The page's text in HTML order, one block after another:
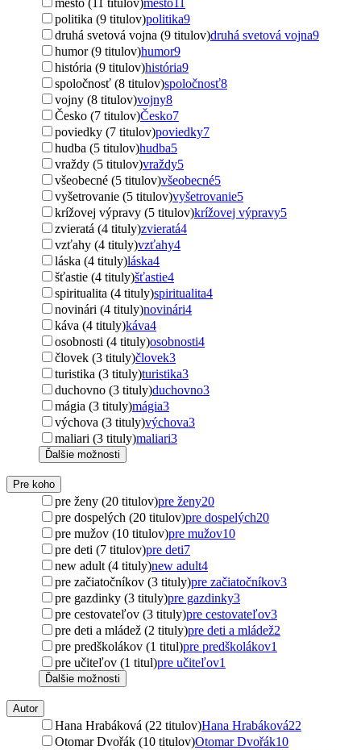
politika (9 titulov)politika9
druhá svetová vojna (9 titulov)druhá svetová vojna9
humor (9 titulov)humor9
história (9 titulov)história9
spoločnosť (8 titulov)spoločnosť8
vojny (8 titulov)vojny8
Česko (7 titulov)Česko7
poviedky (7 titulov)poviedky7
hudba (5 titulov)hudba5
vraždy (5 titulov)vraždy5
všeobecné (5 titulov)všeobecné5
vyšetrovanie (5 titulov)vyšetrovanie5
krížovej výpravy (5 titulov)krížovej výpravy5
zvieratá (4 tituly)zvieratá4
vzťahy (4 tituly)vzťahy4
láska (4 tituly)láska4
šťastie (4 tituly)šťastie4
spiritualita (4 tituly)spiritualita4
novinári (4 tituly)novinári4
káva (4 tituly)káva4
osobnosti (4 tituly)osobnosti4
človek (3 tituly)človek3
turistika (3 tituly)turistika3
duchovno (3 tituly)duchovno3
mágia (3 tituly)mágia3
výchova (3 tituly)výchova3
maliari (3 tituly)maliari3
Ďalšie možnosti
Pre koho
pre ženy (20 titulov)pre ženy20
pre dospelých (20 titulov)pre dospelých20
pre mužov (10 titulov)pre mužov10
pre deti (7 titulov)pre deti7
new adult (4 tituly)new adult4
pre začiatočníkov (3 tituly)pre začiatočníkov3
pre gazdinky (3 tituly)pre gazdinky3
pre cestovateľov (3 tituly)pre cestovateľov3
pre deti a mládež (2 tituly)pre deti a mládež2
pre predškolákov (1 titul)pre predškolákov1
pre učiteľov (1 titul)pre učiteľov1
Ďalšie možnosti
Autor
Hana Hrabáková (22 titulov)Hana Hrabáková22
Otomar Dvořák (10 titulov)Otomar Dvořák10